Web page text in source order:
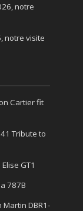
notre
notre visite
Cartier fit
Tribute to
GT1
787B
DBR1-